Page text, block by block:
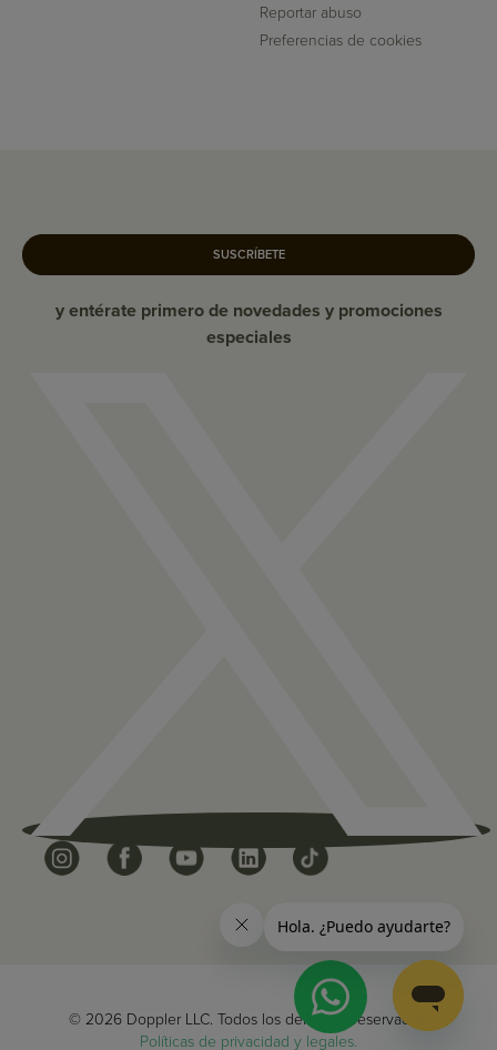
Reportar abuso
Preferencias de cookies
SUSCRÍBETE
y entérate primero de novedades y promociones
especiales
© 2026 Doppler LLC. Todos los derechos reservados.
Políticas de privacidad y legales.